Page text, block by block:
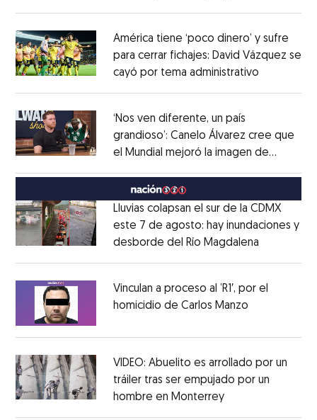
América tiene ‘poco dinero’ y sufre
para cerrar fichajes: David Vázquez se
cayó por tema administrativo
‘Nos ven diferente, un país
grandioso’: Canelo Álvarez cree que
el Mundial mejoró la imagen de
MéxicoOpens in new window
Lluvias colapsan el sur de la CDMX
este 7 de agosto: hay inundaciones y
desborde del Río Magdalena
Vinculan a proceso al ’R1′, por el
homicidio de Carlos Manzo
VIDEO: Abuelito es arrollado por un
tráiler tras ser empujado por un
hombre en MonterreyOpens in new